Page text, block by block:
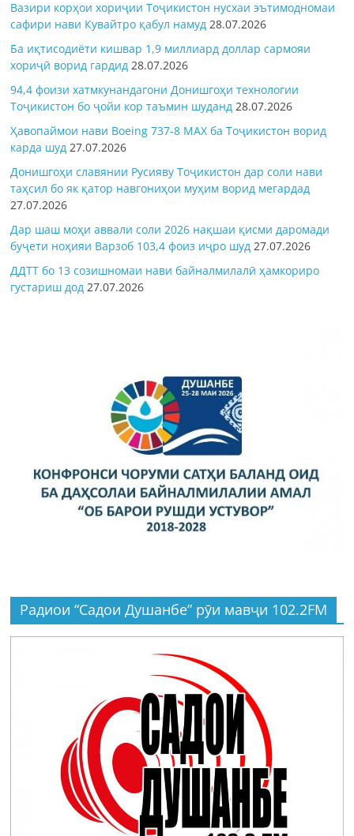
Вазири корҳои хориҷии Тоҷикистон нусхаи эътимодномаи
сафири нави Кувайтро қабул намуд 28.07.2026
Ба иқтисодиёти кишвар 1,9 миллиард доллар сармояи
хориҷӣ ворид гардид 28.07.2026
94,4 фоизи хатмкунандагони Донишгоҳи технологии
Тоҷикистон бо ҷойи кор таъмин шуданд 28.07.2026
Ҳавопаймои нави Boeing 737-8 MAX ба Тоҷикистон ворид
карда шуд 27.07.2026
Донишгоҳи славянии Русияву Тоҷикистон дар соли нави
таҳсил бо як қатор навгониҳои муҳим ворид мегардад
27.07.2026
Дар шаш моҳи аввали соли 2026 нақшаи қисми даромади
буҷети ноҳияи Варзоб 103,4 фоиз иҷро шуд 27.07.2026
ДДТТ бо 13 созишномаи нави байналмилалӣ ҳамкориро
густариш дод 27.07.2026
Радиои “Садои Душанбе” рӯи мавҷи 102.2FM